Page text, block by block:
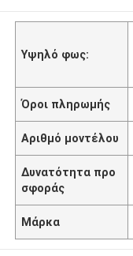
Υψηλό φως:
Όροι πληρωμής
Αριθμό μοντέλου
Δυνατότητα προ
σφοράς
Μάρκα